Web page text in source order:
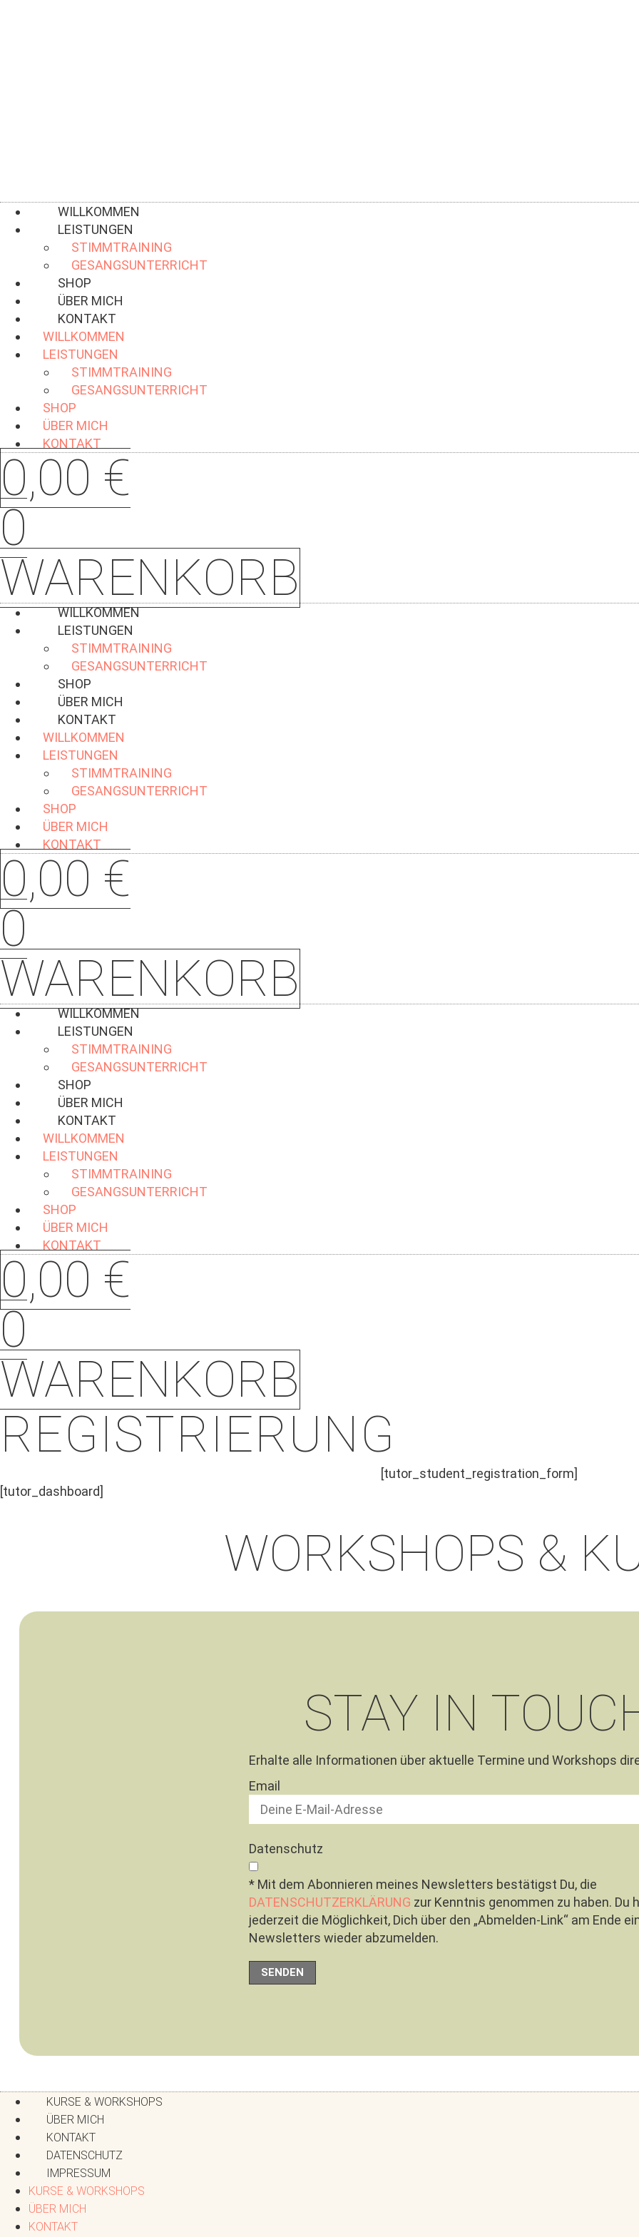
WILLKOMMEN
LEISTUNGEN
STIMMTRAINING
GESANGSUNTERRICHT
SHOP
ÜBER MICH
KONTAKT
WILLKOMMEN
LEISTUNGEN
STIMMTRAINING
GESANGSUNTERRICHT
SHOP
ÜBER MICH
KONTAKT
0,00 €
0
WARENKORB
WILLKOMMEN
LEISTUNGEN
STIMMTRAINING
GESANGSUNTERRICHT
SHOP
ÜBER MICH
KONTAKT
WILLKOMMEN
LEISTUNGEN
STIMMTRAINING
GESANGSUNTERRICHT
SHOP
ÜBER MICH
KONTAKT
0,00 €
0
WARENKORB
WILLKOMMEN
LEISTUNGEN
STIMMTRAINING
GESANGSUNTERRICHT
SHOP
ÜBER MICH
KONTAKT
WILLKOMMEN
LEISTUNGEN
STIMMTRAINING
GESANGSUNTERRICHT
SHOP
ÜBER MICH
KONTAKT
0,00 €
0
WARENKORB
REGISTRIERUNG
[tutor_student_registration_form]
[tutor_dashboard]
WORKSHOPS &
STAY IN
Erhalte alle Informationen über aktuelle Termine und Workshops
Email
Datenschutz
* Mit dem Abonnieren meines Newsletters bestätigst Du, die
DATENSCHUTZERKLÄRUNG zur Kenntnis genommen zu haben. Du
jederzeit die Möglichkeit, Dich über den „Abmelden-Link“ am Ende
Newsletters wieder abzumelden.
SENDEN
KURSE & WORKSHOPS
ÜBER MICH
KONTAKT
DATENSCHUTZ
IMPRESSUM
KURSE & WORKSHOPS
ÜBER MICH
KONTAKT